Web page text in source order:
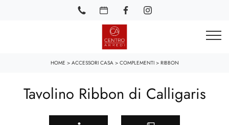
HOME > ACCESSORI CASA> COMPLEMENTI > RIBBON
Tavolino Ribbon di Calligaris